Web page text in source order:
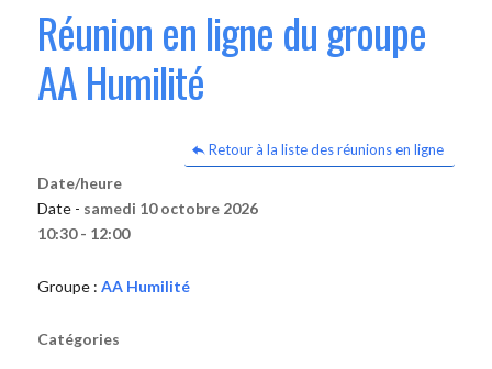
Réunion en ligne du groupe
AA Humilité
Retour à la liste des réunions en ligne
Date/heure
Date - samedi 10 octobre 2026
10:30 - 12:00
Groupe : AA Humilité
Catégories